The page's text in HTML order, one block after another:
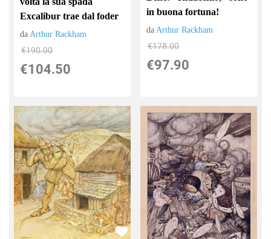
Excalibur trae dal foder
daArthur Rackham
€190.00
€104.50
in buona fortuna!
daArthur Rackham
€178.00
€97.90